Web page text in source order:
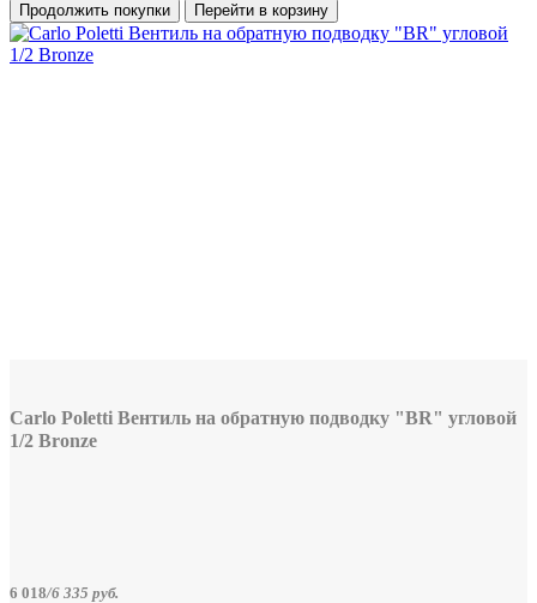
Продолжить покупки Перейти в корзину
Carlo Poletti Вентиль на обратную подводку "BR" угловой
1/2 Bronze
6 018/6 335 руб.